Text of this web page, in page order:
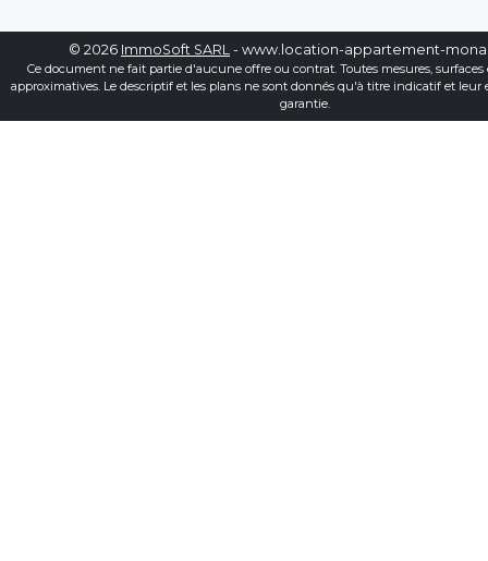
© 2026 ImmoSoft SARL - www.location-appartement-
Ce document ne fait partie d'aucune offre ou contrat. Toutes mesures, surfaces
approximatives. Le descriptif et les plans ne sont donnés qu'à titre indicatif et leur
garantie.